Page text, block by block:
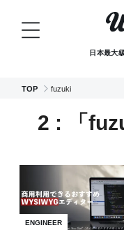
日本最大
TOP fuzuki
2 : 「
ENGINEER